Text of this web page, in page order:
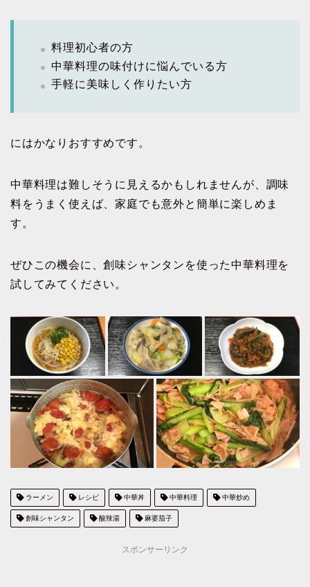
料理初心者の方
中華料理の味付けに悩んでいる方
手軽に美味しく作りたい方
にはかなりおすすめです。
中華料理は難しそうに見えるかもしれませんが、調味
料をうまく使えば、家庭でも意外と簡単に楽しめま
す。
ぜひこの機会に、創味シャンタンを使った中華料理を
試してみてください。
ラーメン レシピ 中華丼 中華料理 中華炒め
創味シャンタン 酸辣湯 麻婆茄子
スポンサーリンク